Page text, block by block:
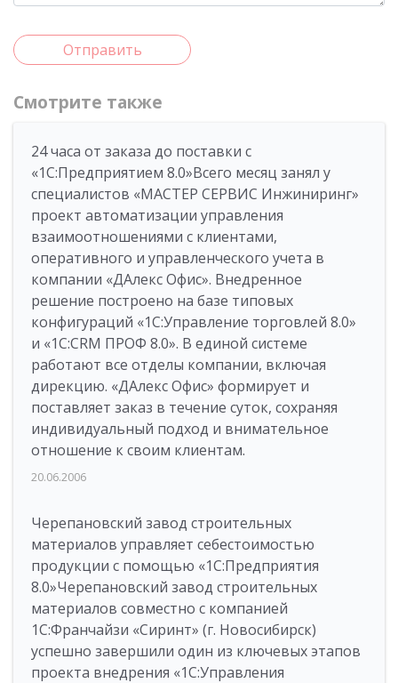
Отправить
Смотрите также
24 часа от заказа до поставки с
«1С:Предприятием 8.0»Всего месяц занял у
специалистов «МАСТЕР СЕРВИС Инжиниринг»
проект автоматизации управления
взаимоотношениями с клиентами,
оперативного и управленческого учета в
компании «ДАлекс Офис». Внедренное
решение построено на базе типовых
конфигураций «1С:Управление торговлей 8.0»
и «1С:CRM ПРОФ 8.0». В единой системе
работают все отделы компании, включая
дирекцию. «ДАлекс Офис» формирует и
поставляет заказ в течение суток, сохраняя
индивидуальный подход и внимательное
отношение к своим клиентам.
20.06.2006
Черепановский завод строительных
материалов управляет себестоимостью
продукции с помощью «1С:Предприятия
8.0»Черепановский завод строительных
материалов совместно с компанией
1С:Франчайзи «Сиринт» (г. Новосибирск)
успешно завершили один из ключевых этапов
проекта внедрения «1С:Управления